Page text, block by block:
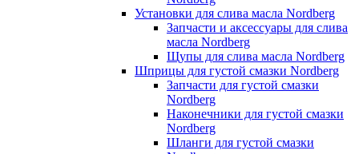
Установки для слива масла Nordberg
Запчасти и аксессуары для слива
масла Nordberg
Щупы для слива масла Nordberg
Шприцы для густой смазки Nordberg
Запчасти для густой смазки
Nordberg
Наконечники для густой смазки
Nordberg
Шланги для густой смазки